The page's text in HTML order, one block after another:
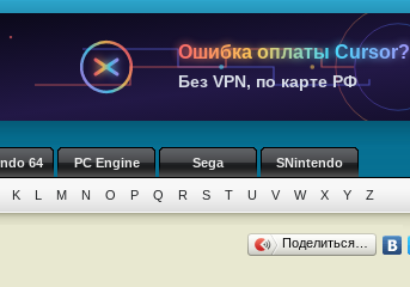
Ошибка оплаты Cursor?
Без VPN, по карте РФ
64 PC Engine Sega SNintendo
K L M N O P Q R S T U V W X Y Z
Поделиться…